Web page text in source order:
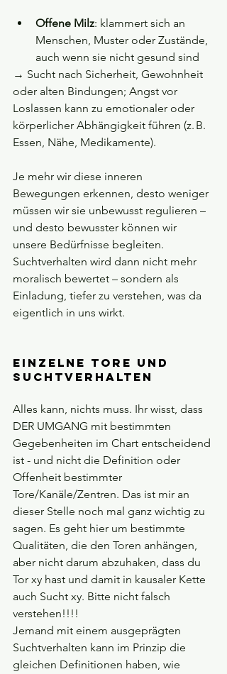
Offene Milz: klammert sich an
Menschen, Muster oder Zustände,
auch wenn sie nicht gesund sind
→ Sucht nach Sicherheit, Gewohnheit
oder alten Bindungen; Angst vor
Loslassen kann zu emotionaler oder
körperlicher Abhängigkeit führen (z. B.
Essen, Nähe, Medikamente).
Je mehr wir diese inneren
Bewegungen erkennen, desto weniger
müssen wir sie unbewusst regulieren –
und desto bewusster können wir
unsere Bedürfnisse begleiten.
Suchtverhalten wird dann nicht mehr
moralisch bewertet – sondern als
Einladung, tiefer zu verstehen, was da
eigentlich in uns wirkt.
Einzelne Tore und
Suchtverhalten
Alles kann, nichts muss. Ihr wisst, dass
DER UMGANG mit bestimmten
Gegebenheiten im Chart entscheidend
ist - und nicht die Definition oder
Offenheit bestimmter
Tore/Kanäle/Zentren. Das ist mir an
dieser Stelle noch mal ganz wichtig zu
sagen. Es geht hier um bestimmte
Qualitäten, die den Toren anhängen,
aber nicht darum abzuhaken, dass du
Tor xy hast und damit in kausaler Kette
auch Sucht xy. Bitte nicht falsch
verstehen!!!!
Jemand mit einem ausgeprägten
Suchtverhalten kann im Prinzip die
gleichen Definitionen haben, wie